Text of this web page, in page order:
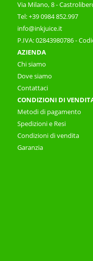
Via Milano, 8 -
Tel: +39 0984 852.997
info@inkjuice.it
P.IVA: 02843980786 -
AZIENDA
Chi siamo
Dove siamo
Contattaci
CONDIZIONI DI
Metodi di pagamento
Spedizioni e Resi
Condizioni di vendita
Garanzia